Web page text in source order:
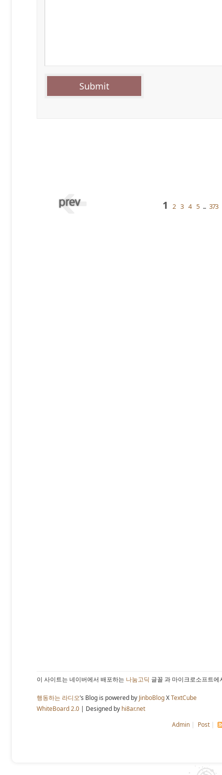
1 2 3 4 5 ... 373
이 사이트는 네이버에서 배포하는 나눔고딕 글꼴 과 마이크로소프트
행동하는 라디오’s Blog is powered by JinboBlogXTextCube
WhiteBoard 2.0 | Designed by hi8ar.net
Admin | Post |